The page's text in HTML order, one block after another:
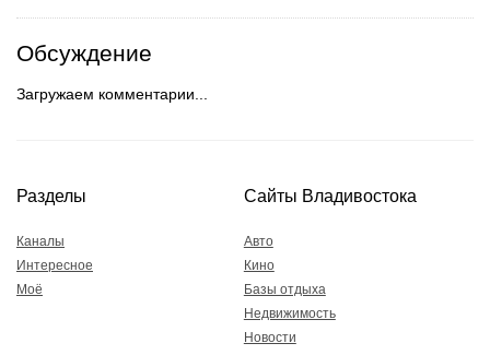
Обсуждение
Загружаем комментарии...
Разделы
Каналы
Интересное
Моё
Сайты Владивостока
Авто
Кино
Базы отдыха
Недвижимость
Новости